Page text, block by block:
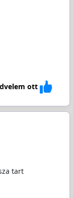
ott
tart